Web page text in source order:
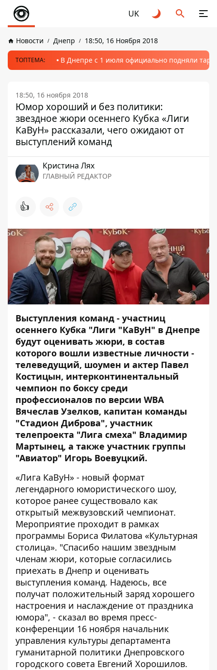
UK
Новости Днепр 18:50, 16 Ноября 2018
ТОПТЕМА: В Днепре с 1 июля официально подняли
18:50, 16 ноября 2018
Юмор хороший и без политики:
звездное жюри осеннего Кубка «Лиги
КаВуН» рассказали, чего ожидают от
выступлений команд
Кристина Лях
ГЛАВНЫЙ РЕДАКТОР
👍
Выступления команд - участниц
осеннего Кубка "Лиги "КаВуН" в Днепре
будут оценивать жюри, в состав
которого вошли известные личности -
телеведущий, шоумен и актер Павел
Костицын, интерконтинентальный
чемпион по боксу среди
профессионалов по версии WBA
Вячеслав Узелков, капитан команды
"Стадион Диброва", участник
телепроекта "Лига смеха" Владимир
Мартынец, а также участник группы
"Авиатор" Игорь Воевуцкий.
«Лига КаВуН» - новый формат
легендарного юмористического шоу,
которое ранее существовало как
открытый межвузовский чемпионат.
Мероприятие проходит в рамках
программы Бориса Филатова «Культурная
столица». "Спасибо нашим звездным
членам жюри, которые согласились
приехать в Днепр и оценивать
выступления команд. Надеюсь, все
получат положительный заряд хорошего
настроения и наслаждение от праздника
юмора", - сказал во время пресс-
конференции 16 ноября начальник
управления культуры департамента
гуманитарной политики Днепровского
городского совета Евгений Хорошилов.